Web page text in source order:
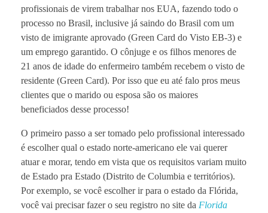
profissionais de virem trabalhar nos EUA, fazendo todo o
processo no Brasil, inclusive já saindo do Brasil com um
visto de imigrante aprovado (Green Card do Visto EB-3) e
um emprego garantido. O cônjuge e os filhos menores de
21 anos de idade do enfermeiro também recebem o visto de
residente (Green Card). Por isso que eu até falo pros meus
clientes que o marido ou esposa são os maiores
beneficiados desse processo!
O primeiro passo a ser tomado pelo profissional interessado
é escolher qual o estado norte-americano ele vai querer
atuar e morar, tendo em vista que os requisitos variam muito
de Estado pra Estado (Distrito de Columbia e territórios).
Por exemplo, se você escolher ir para o estado da Flórida,
você vai precisar fazer o seu registro no site da Florida